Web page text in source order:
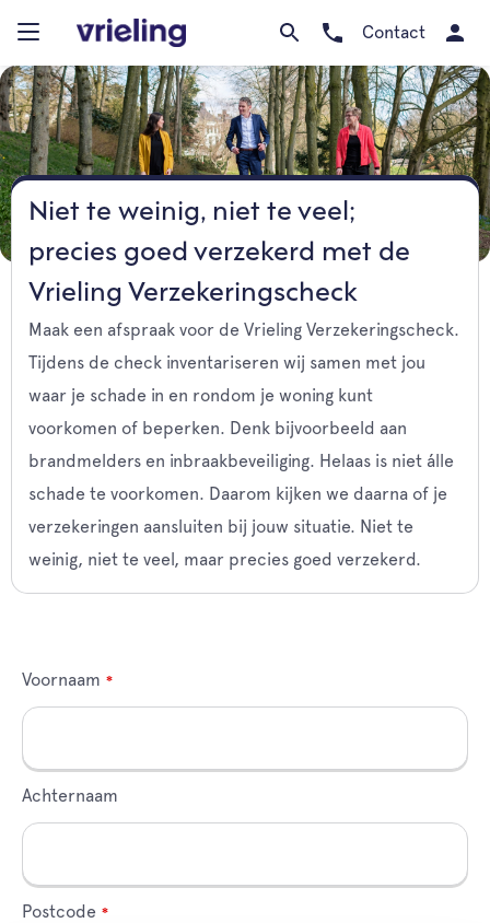
Contact
Niet te weinig, niet te veel;
precies goed verzekerd met de
Vrieling Verzekeringscheck
Maak een afspraak voor de Vrieling Verzekeringscheck.
Tijdens de check inventariseren wij samen met jou
waar je schade in en rondom je woning kunt
voorkomen of beperken. Denk bijvoorbeeld aan
brandmelders en inbraakbeveiliging. Helaas is niet álle
schade te voorkomen. Daarom kijken we daarna of je
verzekeringen aansluiten bij jouw situatie. Niet te
weinig, niet te veel, maar precies goed verzekerd.
Leave
this
blank
Voornaam
Achternaam
Postcode